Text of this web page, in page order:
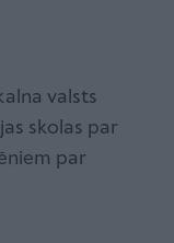
valsts
skolas par
par